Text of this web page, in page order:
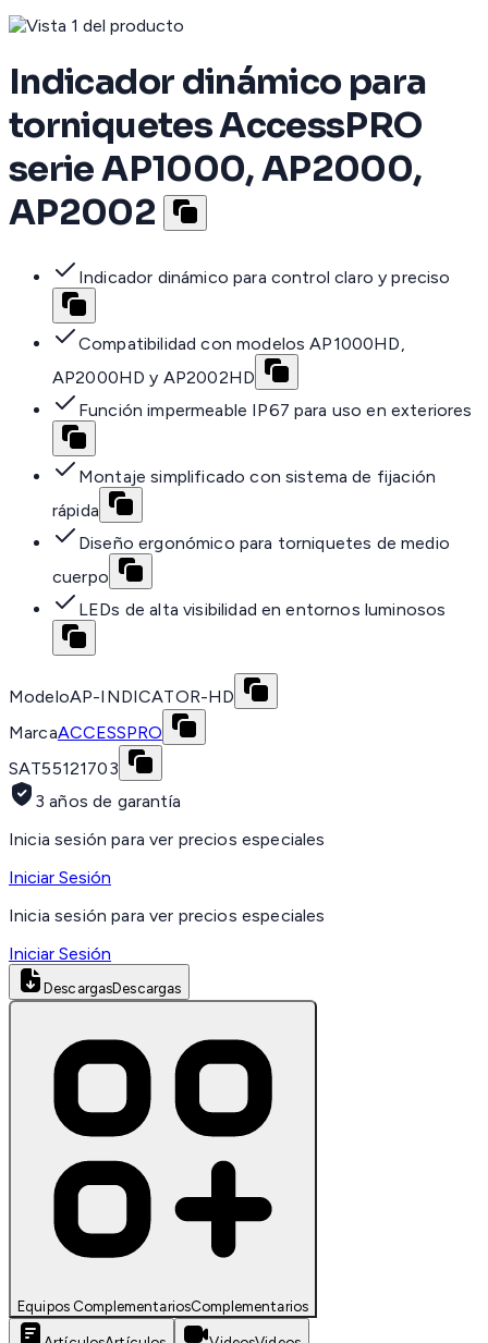
Indicador dinámico para
torniquetes AccessPRO
serie AP1000, AP2000,
AP2002
Indicador dinámico para control claro y preciso
Compatibilidad con modelos AP1000HD,
AP2000HD y AP2002HD
Función impermeable IP67 para uso en exteriores
Montaje simplificado con sistema de fijación
rápida
Diseño ergonómico para torniquetes de medio
cuerpo
LEDs de alta visibilidad en entornos luminosos
ModeloAP-INDICATOR-HD
MarcaACCESSPRO
SAT55121703
3 años de garantía
Inicia sesión para ver precios especiales
Iniciar Sesión
Inicia sesión para ver precios especiales
Iniciar Sesión
DescargasDescargas
Equipos ComplementariosComplementarios